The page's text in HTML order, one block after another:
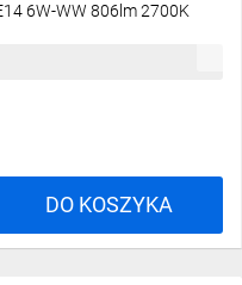
6W-WW 806lm 2700K
DO KOSZYKA